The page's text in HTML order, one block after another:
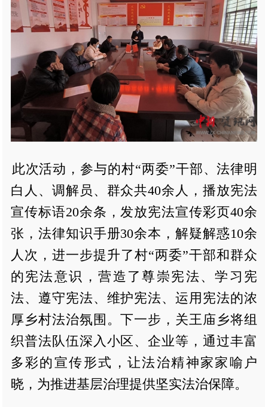
此次活动，参与的村“两委”干部、法律明
白人、调解员、群众共40余人，播放宪法
宣传标语20余条，发放宪法宣传彩页40余
张，法律知识手册30余本，解疑解惑10余
人次，进一步提升了村“两委”干部和群众
的宪法意识，营造了尊崇宪法、学习宪
法、遵守宪法、维护宪法、运用宪法的浓
厚乡村法治氛围。下一步，关王庙乡将组
织普法队伍深入小区、企业等，通过丰富
多彩的宣传形式，让法治精神家家喻户
晓，为推进基层治理提供坚实法治保障。